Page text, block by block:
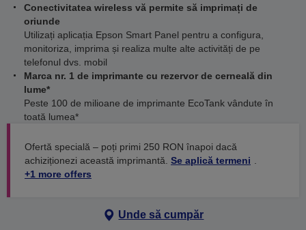
Conectivitatea wireless vă permite să imprimați de
oriunde
Utilizați aplicația Epson Smart Panel pentru a configura,
monitoriza, imprima și realiza multe alte activități de pe
telefonul dvs. mobil
Marca nr. 1 de imprimante cu rezervor de cerneală din
lume*
Peste 100 de milioane de imprimante EcoTank vândute în
toată lumea*
Ofertă specială – poți primi 250 RON înapoi dacă
achiziționezi această imprimantă. Se aplică termeni
+1 more offers
Unde să cumpăr